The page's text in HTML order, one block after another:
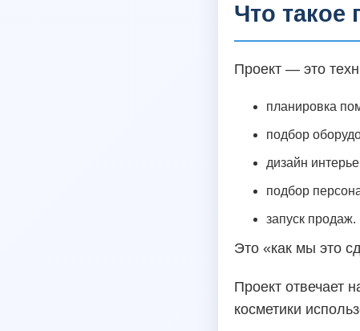
Что такое
Проект — это
планировка
подбор
дизайн
подбор
запуск продаж.
Это «как мы это
Проект отвечает
косметики